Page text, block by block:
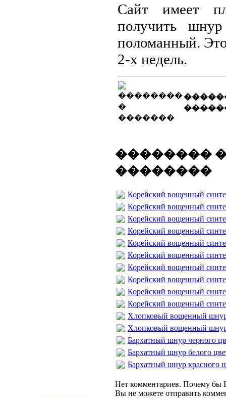
Сайт имеет
получить
поломанный.
2-х недель.
��������
��������
Корейский вощенный
Корейский вощенный
Корейский вощенный
Корейский вощенный
Корейский вощенный
Корейский вощенный
Корейский вощенный
Корейский вощенный
Корейский вощенный
Корейский вощенный
Хлопковый вощенный
Хлопковый вощенный
Бархатный шнур черного
Бархатный шнур белого
Бархатный шнур красного
Нет комментариев. Почему бы
Вы не можете отправить